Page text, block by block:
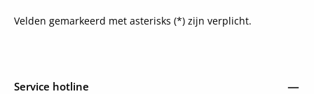
Velden gemarkeerd met asterisks (*) zijn verplicht.
Service hotline